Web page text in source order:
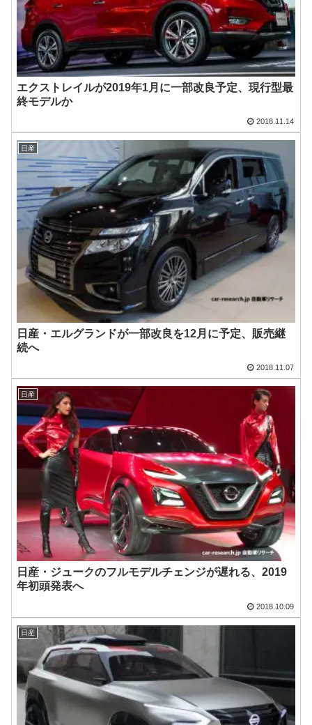
エクストレイルが2019年1月に一部改良予定、現行型最
終モデルか
2018.11.14
日産
日産・エルグランドが一部改良を12月に予定、販売継
続へ
2018.11.07
日産
日産・ジュークのフルモデルチェンジが遅れる、2019
年初頭発表へ
2018.10.09
日産